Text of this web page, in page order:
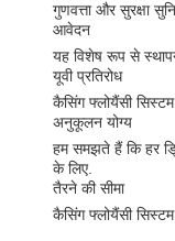
गुणवत्ता और सुरक्षा
आवेदन
यह विशेष रूप से
यूवी प्रतिरोध
कैसिंग फ्लोयैंसी
अनुकूलन योग्य
हम समझते हैं कि हर
के लिए.
तैरने की सीमा
कैसिंग फ्लोयैंसी